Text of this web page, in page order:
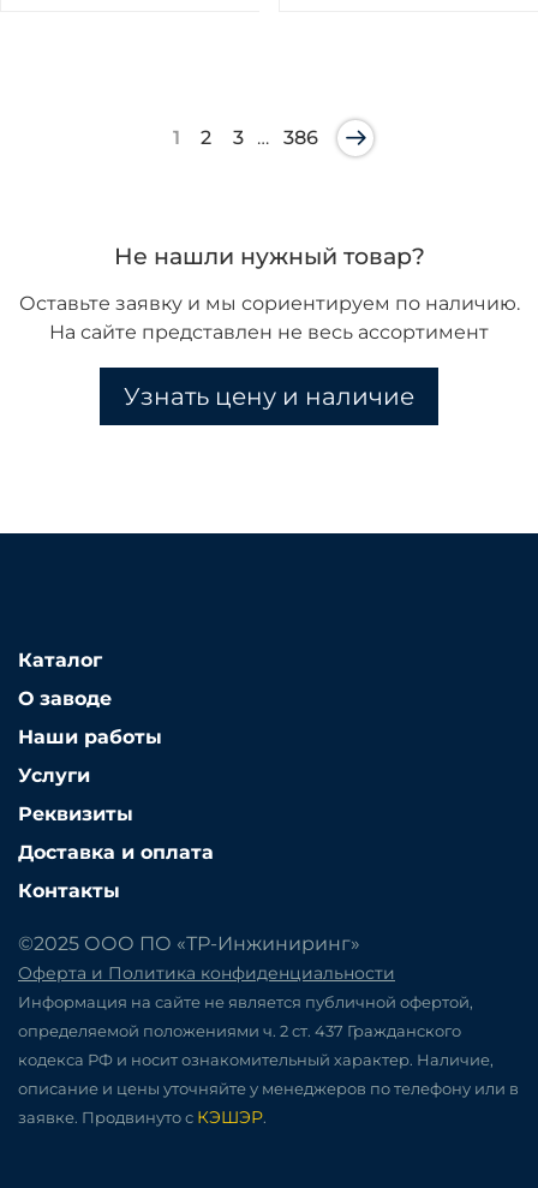
1 2 3 … 386
Не нашли нужный товар?
Оставьте заявку и мы сориентируем по наличию.
На сайте представлен не весь ассортимент
Узнать цену и наличие
Каталог
О заводе
Наши работы
Услуги
Реквизиты
Доставка и оплата
Контакты
©2025 ООО ПО «ТР-Инжиниринг»
Оферта и Политика конфиденциальности
Информация на сайте не является публичной офертой,
определяемой положениями ч. 2 ст. 437 Гражданского
кодекса РФ и носит ознакомительный характер. Наличие,
описание и цены уточняйте у менеджеров по телефону или в
заявке. Продвинуто с КЭШЭР.